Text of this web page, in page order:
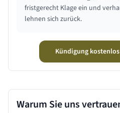
fristgerecht Klage ein und
lehnen sich zurück.
Kündigung
Warum Sie uns